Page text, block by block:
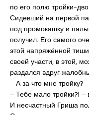
по его полю тройки-
Сидевший на первой
под промокашку и
получил. Его самого
этой напряжённой
своей участи, в этой,
раздался вдруг
‒ А за что мне тройку?
‒ Тебе мало тройки?! ‒
И несчастный Гриша